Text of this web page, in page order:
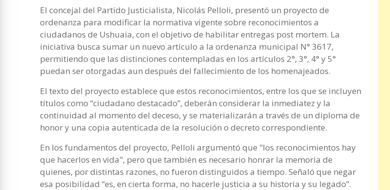
El concejal del Partido Justicialista, Nicolás Pelloli, presentó un proyecto de
ordenanza para modificar la normativa vigente sobre reconocimientos a
ciudadanos de Ushuaia, con el objetivo de habilitar entregas post mortem. La
iniciativa busca sumar un nuevo artículo a la ordenanza municipal N° 3617,
permitiendo que las distinciones contempladas en los artículos 2°, 3°, 4° y 5°
puedan ser otorgadas aun después del fallecimiento de los homenajeados.
El texto del proyecto establece que estos reconocimientos, entre los que se incluyen
títulos como “ciudadano destacado”, deberán considerar la inmediatez y la
continuidad al momento del deceso, y se materializarán a través de un diploma de
honor y una copia autenticada de la resolución o decreto correspondiente.
En los fundamentos del proyecto, Pelloli argumentó que "los reconocimientos hay
que hacerlos en vida", pero que también es necesario honrar la memoria de
quienes, por distintas razones, no fueron distinguidos a tiempo. Señaló que negar
esa posibilidad “es, en cierta forma, no hacerle justicia a su historia y su legado”.